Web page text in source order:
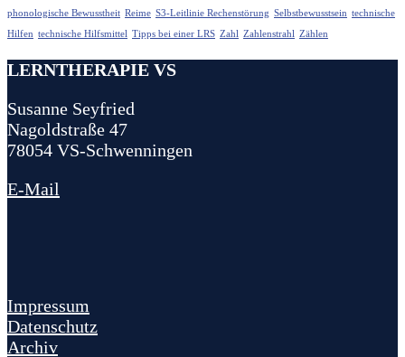
phonologische Bewusstheit Reime S3-Leitlinie Rechenstörung Selbstbewusstsein technische
Hilfen technische Hilfsmittel Tipps bei einer LRS Zahl Zahlenstrahl Zählen
LERNTHERAPIE VS
Susanne Seyfried
Nagoldstraße 47
78054 VS-Schwenningen
E-Mail
Impressum
Datenschutz
Archiv